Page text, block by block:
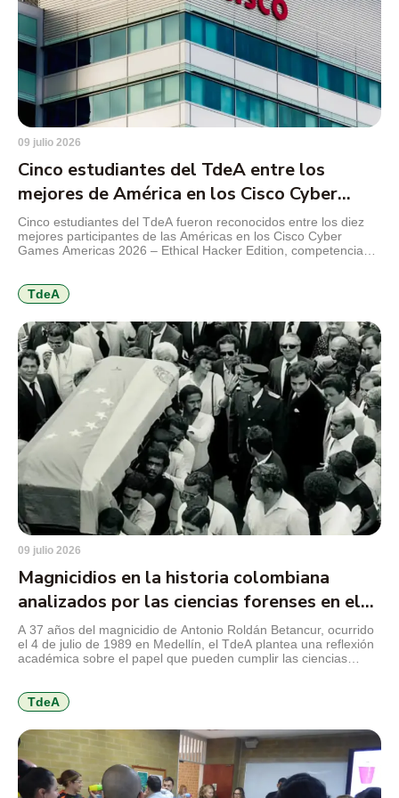
09 julio 2026
Cinco estudiantes del TdeA entre los
mejores de América en los Cisco Cyber
Games 2026
Cinco estudiantes del TdeA fueron reconocidos entre los diez
mejores participantes de las Américas en los Cisco Cyber
Games Americas 2026 – Ethical Hacker Edition, competencia
ciberseguridad, hacking ético y resolución de problemas
técnicos. El […]
TdeA
09 julio 2026
Magnicidios en la historia colombiana
analizados por las ciencias forenses en el
TdeA
A 37 años del magnicidio de Antonio Roldán Betancur, ocurrido
el 4 de julio de 1989 en Medellín, el TdeA plantea una reflexión
académica sobre el papel que pueden cumplir las ciencias
la justicia, la […]
TdeA